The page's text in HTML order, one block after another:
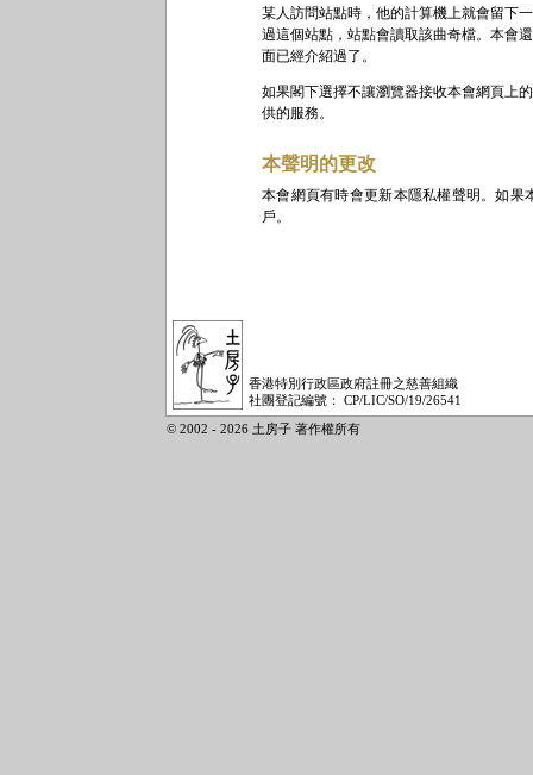
某人訪問站點時，他的計算機上就會留下
過這個站點，站點會讀取該曲奇檔。本會
面已經介紹過了。
如果閣下選擇不讓瀏覽器接收本會網頁上
供的服務。
本聲明的更改
本會網頁有時會更新本隱私權聲明。如
戶。
香港特別行政區政府註冊之慈善組織
社團登記編號： CP/LIC/SO/19/26541
© 2002 - 2026 土房子 著作權所有